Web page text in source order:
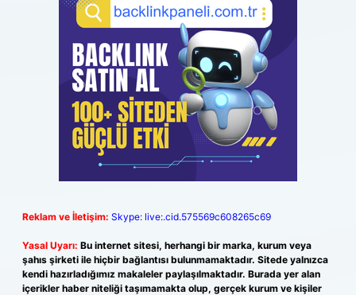
Reklam ve İletişim: Skype: live:.cid.575569c608265c69
Yasal Uyarı: Bu internet sitesi, herhangi bir marka, kurum veya
şahıs şirketi ile hiçbir bağlantısı bulunmamaktadır. Sitede yalnızca
kendi hazırladığımız makaleler paylaşılmaktadır. Burada yer alan
içerikler haber niteliği taşımamakta olup, gerçek kurum ve kişiler